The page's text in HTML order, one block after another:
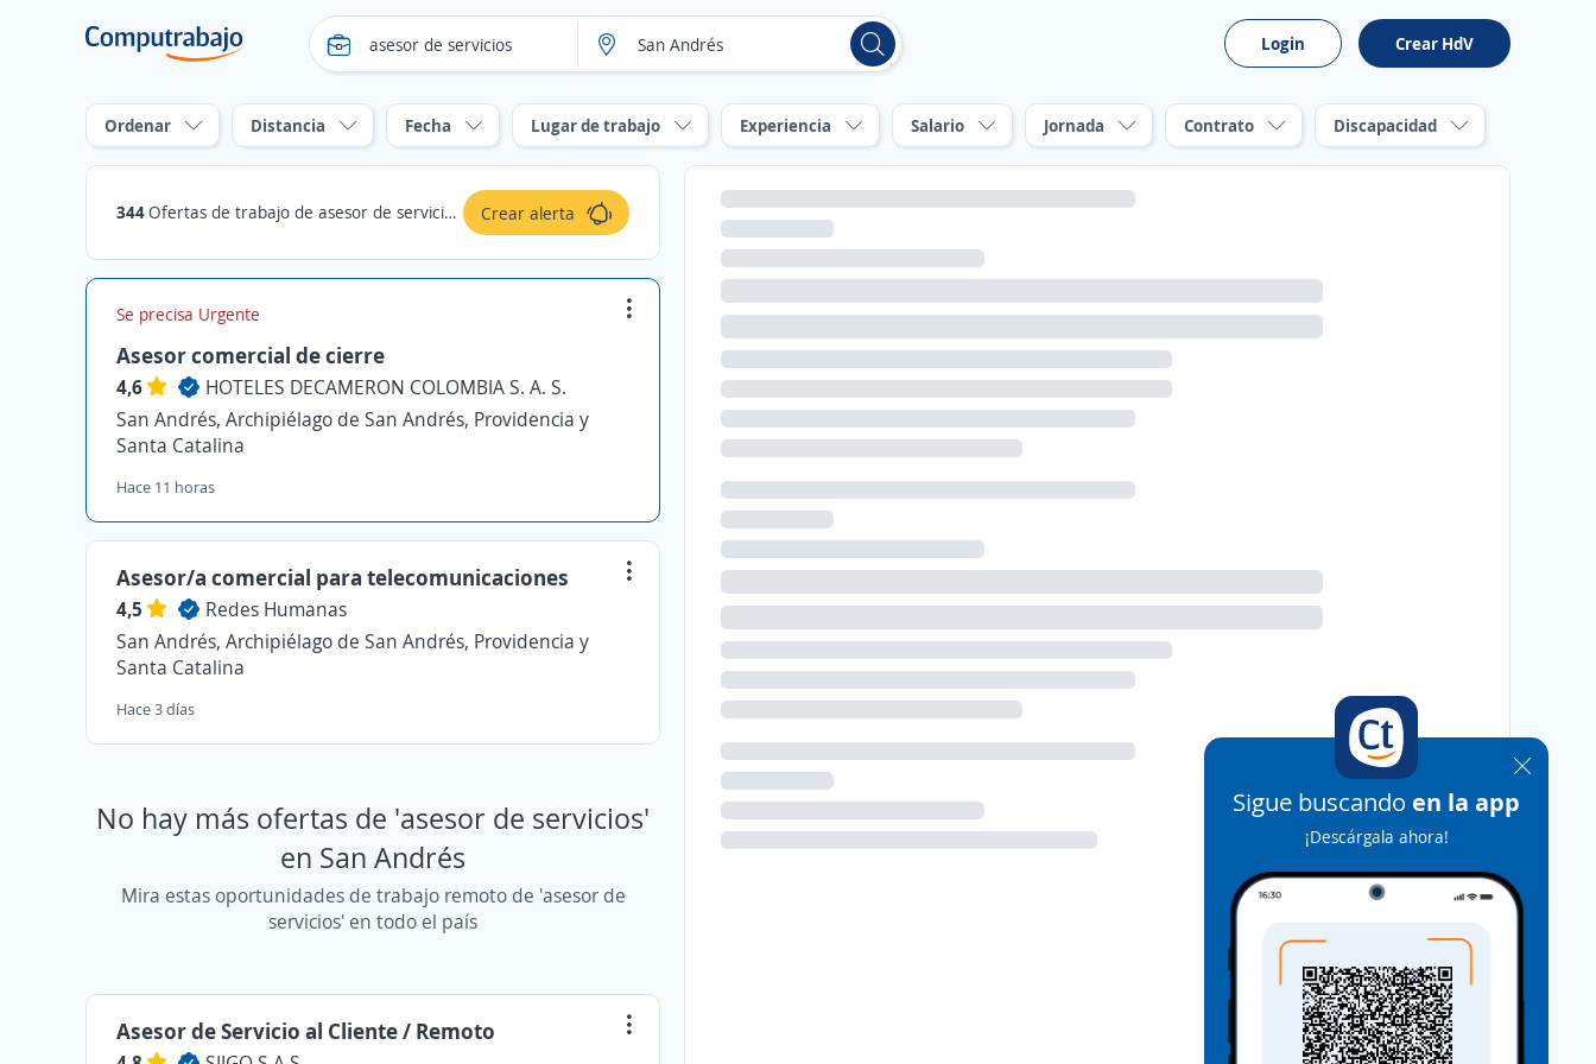
Login Crear HdV
Ordenar Distancia Fecha Lugar de trabajo Experiencia Salario Jornada Contrato Discapacidad
344Ofertas de trabajo de asesor de servicios en San Andrés, Archipiélago de San Andrés, Providencia y Santa Catalina Crear alerta
Se precisa Urgente
Asesor comercial de cierre
4,6
HOTELES DECAMERON COLOMBIA S. A. S.
San Andrés, Archipiélago de San Andrés, Providencia y
Santa Catalina
Hace 11 horas
Asesor/a comercial para telecomunicaciones
4,5
Redes Humanas
San Andrés, Archipiélago de San Andrés, Providencia y
Santa Catalina
Hace 3 días
No hay más ofertas de 'asesor de servicios'
en San Andrés
Mira estas oportunidades de trabajo remoto de 'asesor de
servicios' en todo el país
Asesor de Servicio al Cliente / Remoto
Sigue buscando en la app
¡Descárgala ahora!